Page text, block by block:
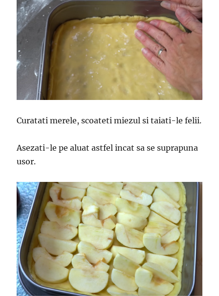
Curatati merele, scoateti miezul si taiati-le felii.
Asezati-le pe aluat astfel incat sa se suprapuna
usor.